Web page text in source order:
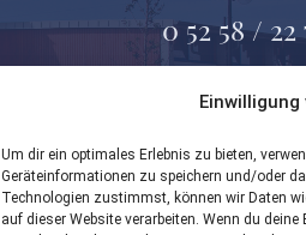
Einwilligung
Um dir ein optimales Erlebnis zu bieten,
Geräteinformationen zu speichern und/oder
Technologien zustimmst, können wir Daten
auf dieser Website verarbeiten. Wenn du
0 52 58 / 22
Geseker
33154